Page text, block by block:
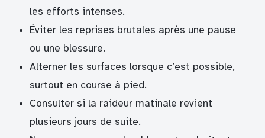
les efforts intenses.
Éviter les reprises brutales après une pause
ou une blessure.
Alterner les surfaces lorsque c’est possible,
surtout en course à pied.
Consulter si la raideur matinale revient
plusieurs jours de suite.